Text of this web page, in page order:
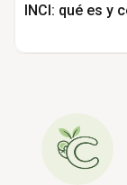
INCI: qué es y